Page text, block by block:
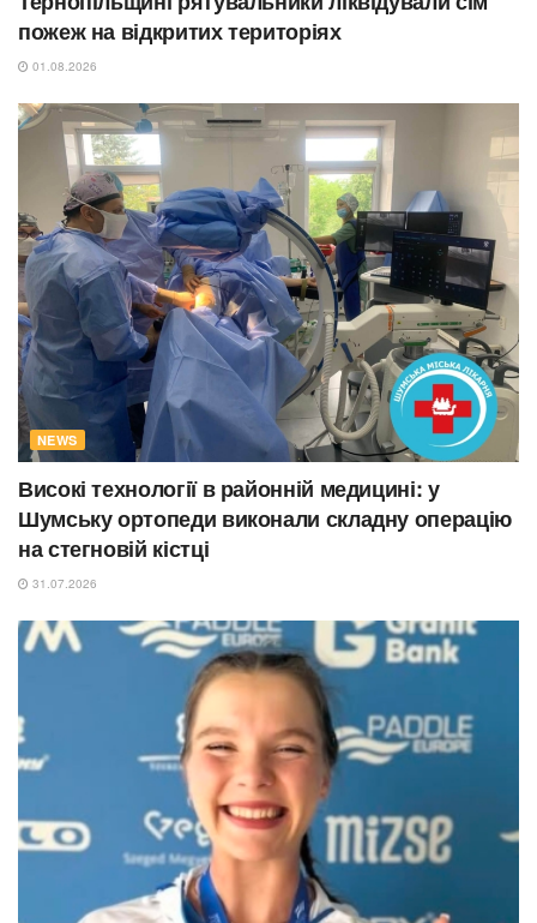
пожеж на відкритих територіях
01.08.2026
NEWS
Високі технології в районній медицині: у
Шумську ортопеди виконали складну операцію
на стегновій кістці
31.07.2026